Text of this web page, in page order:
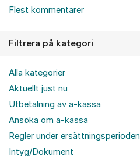
Flest kommentarer
Filtrera på kategori
Alla kategorier
Aktuellt just nu
Utbetalning av a-kassa
Ansöka om a-kassa
Regler under ersättningsperioden
Intyg/Dokument